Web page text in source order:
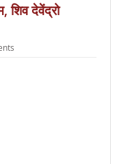
शिव देवेंद्रो